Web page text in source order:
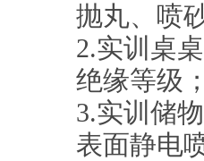
抛丸、喷
2.实训桌
绝缘等级
3.实训储
表面静电